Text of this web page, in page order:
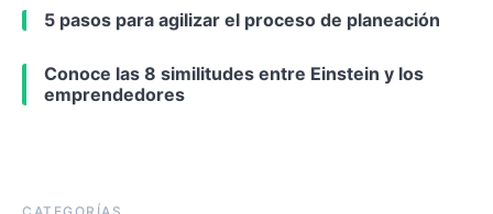
5 pasos para agilizar el proceso de planeación
Conoce las 8 similitudes entre Einstein y los
emprendedores